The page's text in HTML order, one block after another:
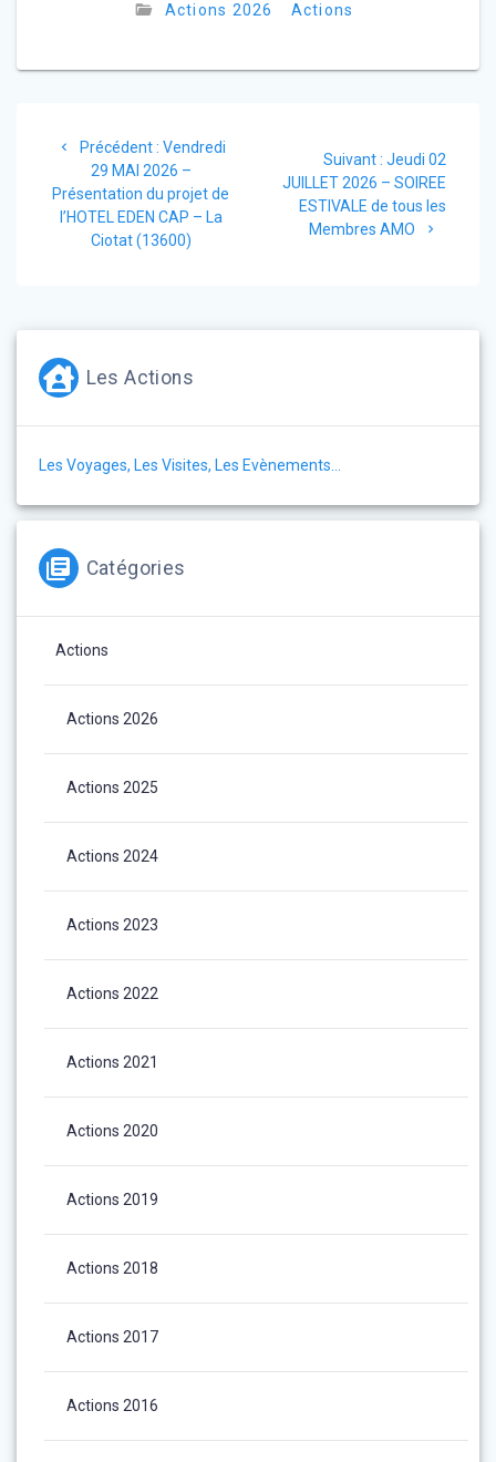
Actions 2026 Actions
l’article
Précédent : Article
précédent
:
Vendredi
29 MAI 2026 –
Présentation du projet de
l’HOTEL EDEN CAP – La
Ciotat (13600)
Suivant : Article
suivant
:
Jeudi 02
JUILLET 2026 – SOIREE
ESTIVALE de tous les
Membres AMO
Les Actions
Les Voyages, Les Visites, Les Evènements…
Catégories
Actions
Actions 2026
Actions 2025
Actions 2024
Actions 2023
Actions 2022
Actions 2021
Actions 2020
Actions 2019
Actions 2018
Actions 2017
Actions 2016